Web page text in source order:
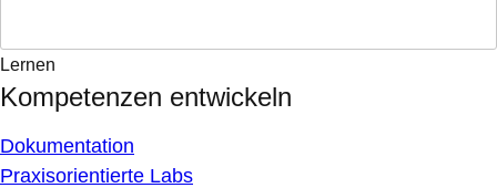
Lernen
Kompetenzen entwickeln
Dokumentation
Praxisorientierte Labs